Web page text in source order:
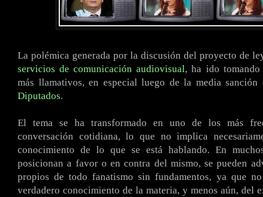
La polémica generada por la discusión del proyecto de
servicios de comunicación audiovisual, ha ido
más llamativos, en especial luego de la media
Diputados.
El tema se ha transformado en uno de los más
conversación cotidiana, lo que no implica
conocimiento de lo que se está hablando. En
posicionan a favor o en contra del mismo, se pueden
propios de todo fanatismo sin fundamentos, ya que
verdadero conocimiento de la materia, y menos aún, del